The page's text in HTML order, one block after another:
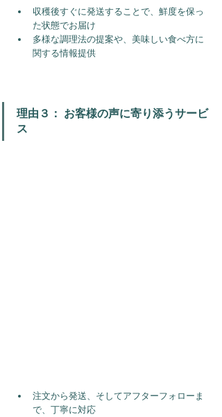
収穫後すぐに発送することで、鮮度を保っ
た状態でお届け
多様な調理法の提案や、美味しい食べ方に
関する情報提供
理由３： お客様の声に寄り添うサービ
ス
注文から発送、そしてアフターフォローま
で、丁寧に対応